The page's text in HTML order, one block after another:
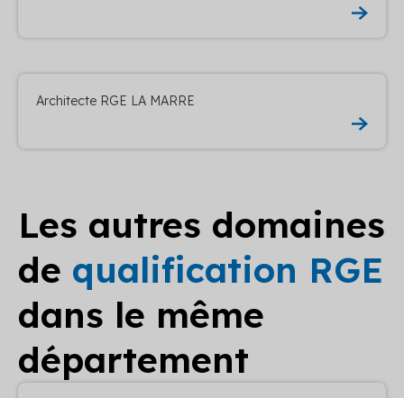
Architecte RGE LA MARRE
Les autres domaines
de qualification RGE
dans le même
département